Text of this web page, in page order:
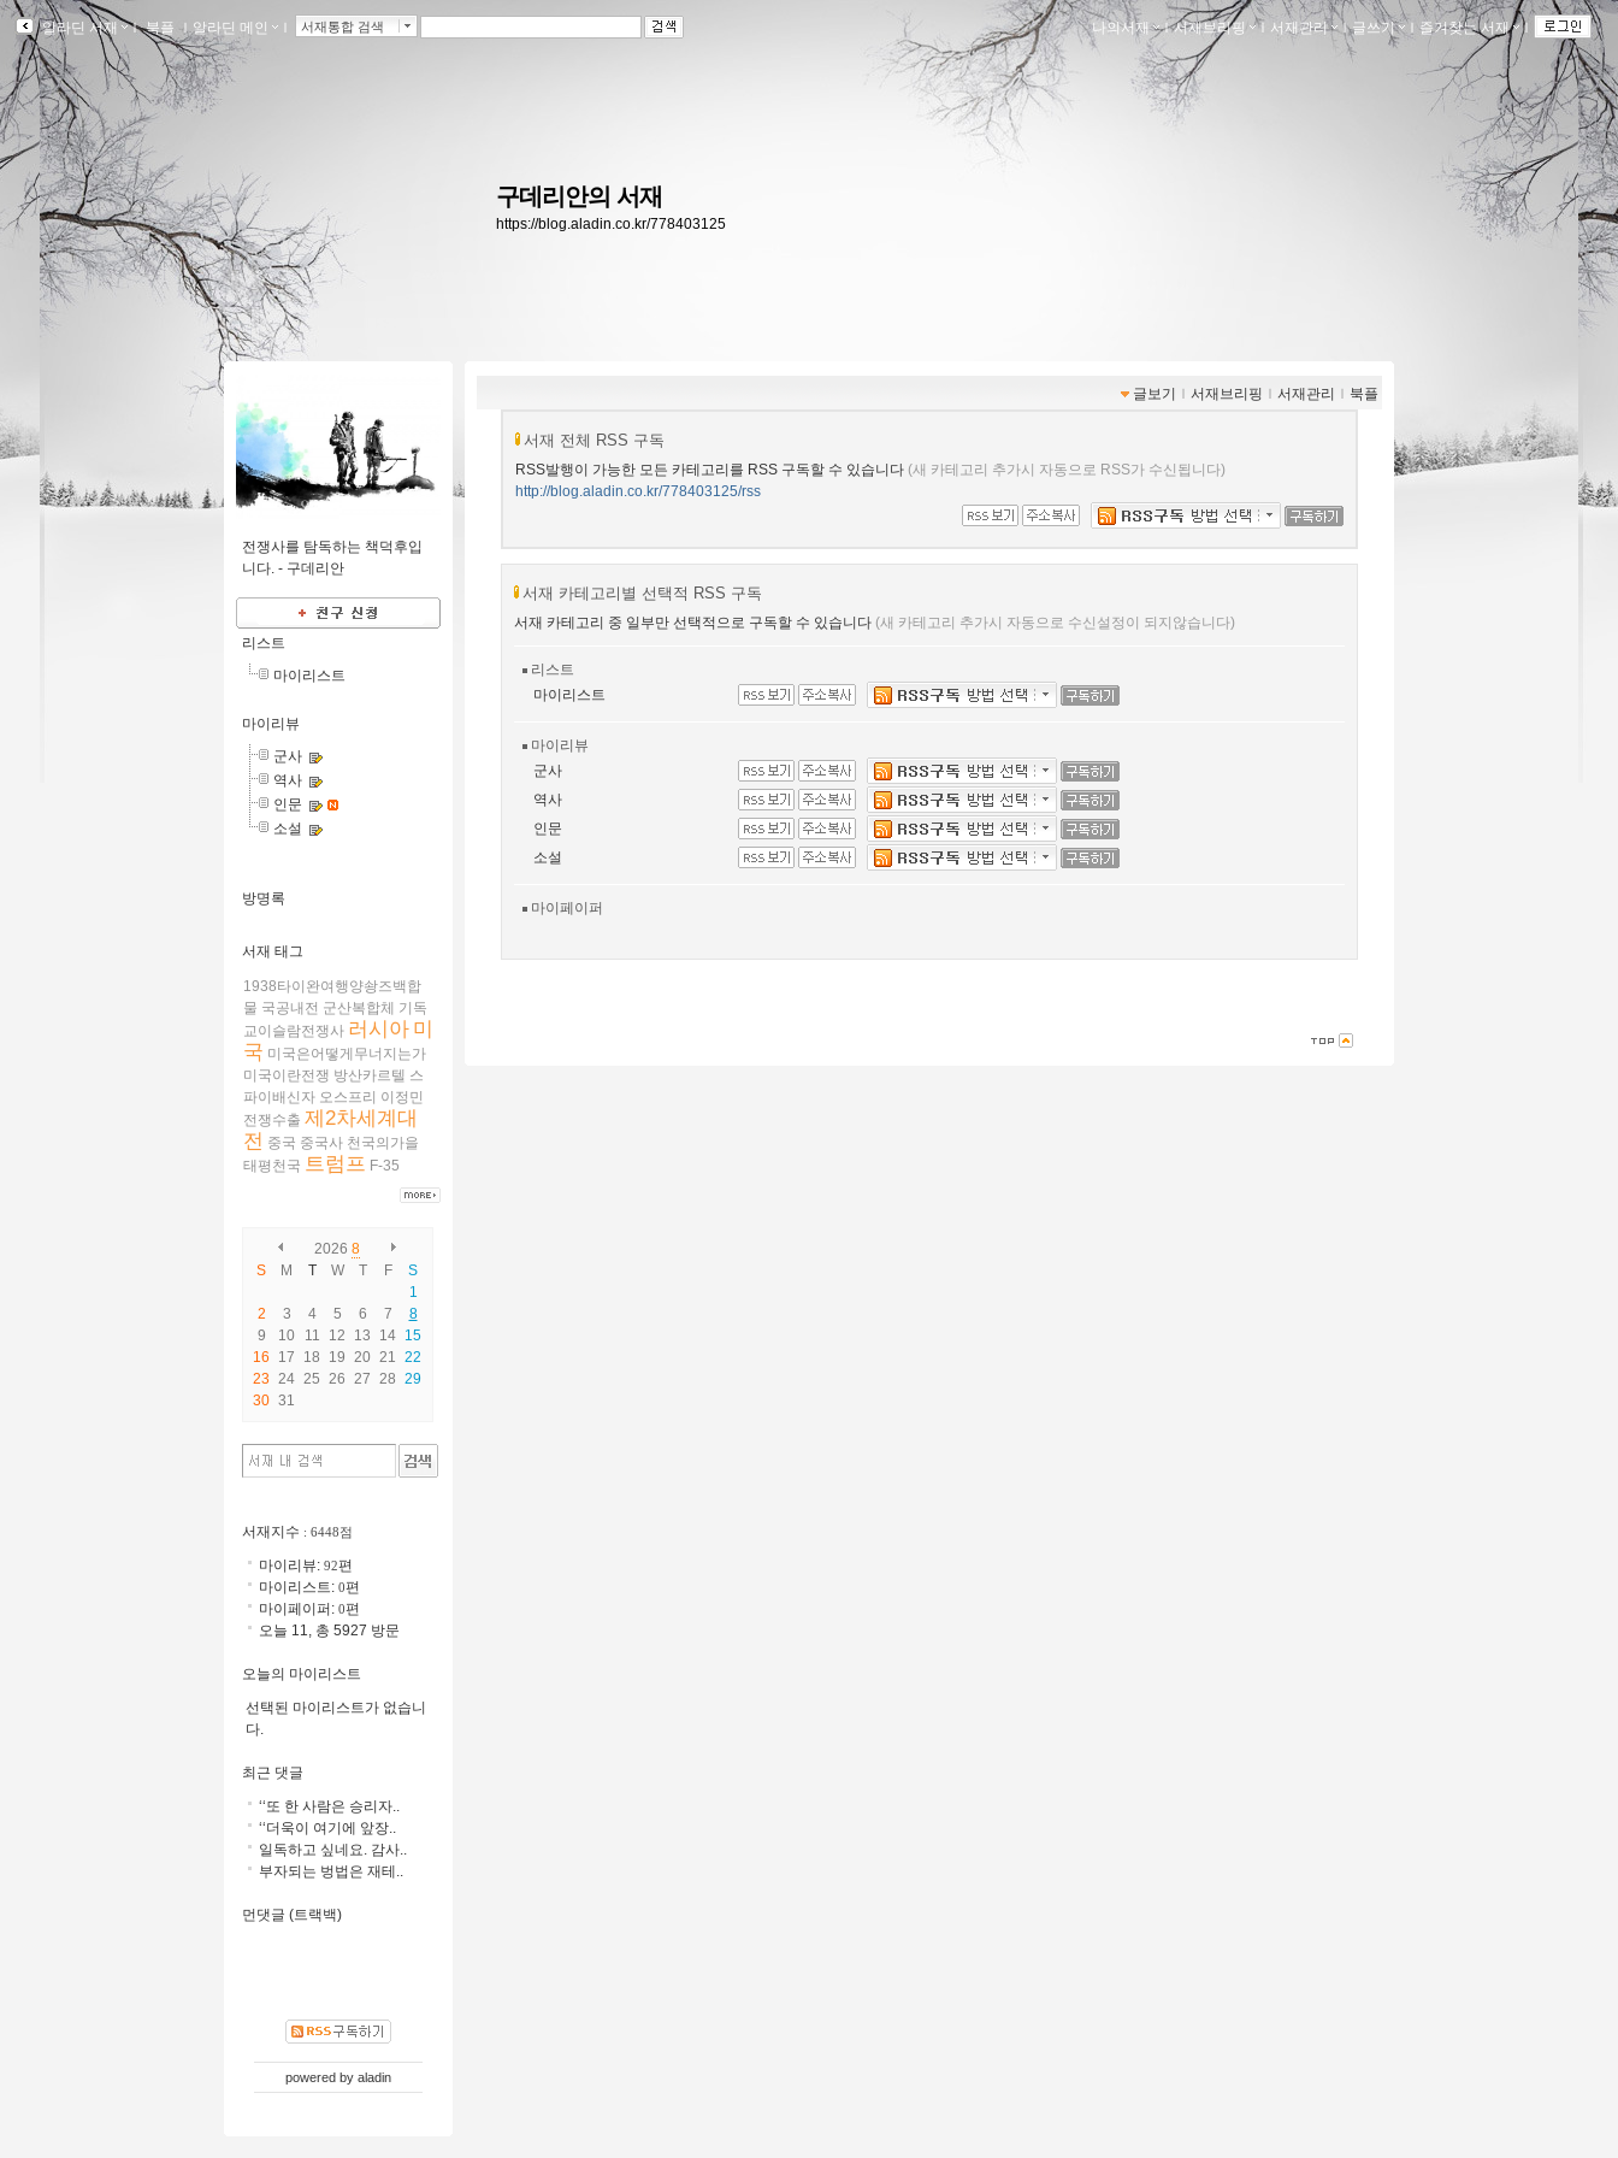
알라딘 서재 ｌ북플 ｌ알라딘 메인 서재통합 검색 나의서재 ｌ서재브리핑 ｌ 서재관리 ｌ글쓰기 ｌ 즐겨찾는 서재 ｌ
구데리안의 서재
https://blog.aladin.co.kr/778403125
글보기 ｌ 서재브리핑 ｌ 서재관리 ｌ 북플
서재 전체 RSS 구독
RSS발행이 가능한 모든 카테고리를 RSS 구독할 수 있습니다 (새 카테고리 추가시 자동으로 RSS가 수신됩니다)
http://blog.aladin.co.kr/778403125/rss
서재 카테고리별 선택적 RSS 구독
서재 카테고리 중 일부만 선택적으로 구독할 수 있습니다 (새 카테고리 추가시 자동으로 수신설정이 되지않습니다)
리스트
마이리스트
마이리뷰
군사
역사
인문
소설
마이페이퍼
전쟁사를 탐독하는 책덕후입
니다. - 구데리안
리스트
마이리스트
마이리뷰
군사
역사
인문
소설
방명록
서재 태그
1938타이완여행양솽즈백합
물 국공내전 군산복합체 기독
교이슬람전쟁사 러시아 미
국 미국은어떻게무너지는가
미국이란전쟁 방산카르텔 스
파이배신자 오스프리 이정민
전쟁수출 제2차세계대
전 중국 중국사 천국의가을
태평천국 트럼프 F-35
2026 8
S
M T W T F
S
1
2
3 4 5 6 7
8
9
10 11 12 13 14 15
16
17 18 19 20 21 22
23 24 25 26 27 28 29
30 31
서재지수 : 6448점
마이리뷰: 92편
마이리스트: 0편
마이페이퍼: 0편
오늘 11, 총 5927 방문
오늘의 마이리스트
선택된 마이리스트가 없습니
다.
최근 댓글
‘‘또 한 사람은 승리자..
‘‘더욱이 여기에 앞장..
일독하고 싶네요. 감사..
부자되는 벙법은 재테..
먼댓글 (트랙백)
powered by aladin